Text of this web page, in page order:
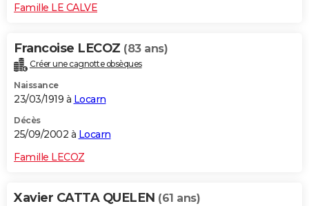
Famille LE CALVE
Francoise LECOZ (83 ans)
Créer une cagnotte obsèques
Naissance
23/03/1919 à Locarn
Décès
25/09/2002 à Locarn
Famille LECOZ
Xavier CATTA QUELEN (61 ans)